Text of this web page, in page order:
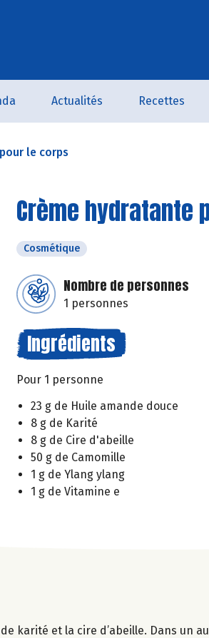
Actualités Recettes
le corps
Crème hydratante
Cosmétique
Nombre de personnes
1 personnes
Ingrédients
Pour 1 personne
23 g de Huile amande douce
8 g de Karité
8 g de Cire d'abeille
50 g de Camomille
1 g de Ylang ylang
1 g de Vitamine e
karité et la cire d’abeille. Dans un